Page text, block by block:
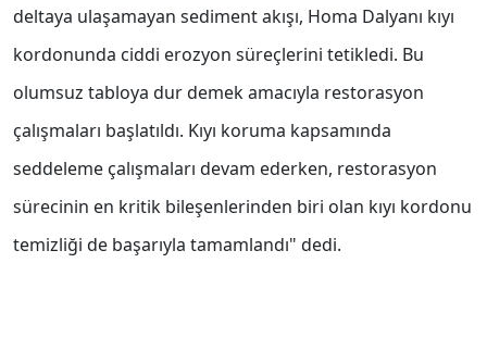
deltaya ulaşamayan sediment akışı, Homa Dalyanı kıyı
kordonunda ciddi erozyon süreçlerini tetikledi. Bu
olumsuz tabloya dur demek amacıyla restorasyon
çalışmaları başlatıldı. Kıyı koruma kapsamında
seddeleme çalışmaları devam ederken, restorasyon
sürecinin en kritik bileşenlerinden biri olan kıyı kordonu
temizliği de başarıyla tamamlandı" dedi.